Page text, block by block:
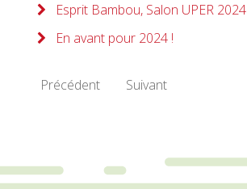
Esprit Bambou, Salon UPER 2024
En avant pour 2024 !
Précédent Suivant